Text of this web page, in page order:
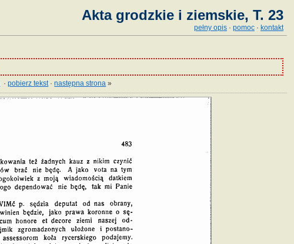
Akta grodzkie i ziemskie, T. 23
pełny opis · pomoc · kontakt
·pobierz tekst·następna strona »